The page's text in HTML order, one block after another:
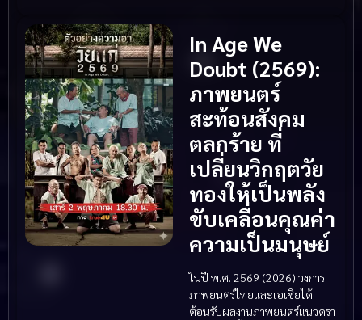
In Age We
Doubt (2569):
ภาพยนตร์
สะท้อนสังคม
ตลกร้าย ที่
เปลี่ยนวิกฤตวัย
ทองให้เป็นพลัง
ขับเคลื่อนคุณค่า
ความเป็นมนุษย์
ในปี พ.ศ. 2569 (2026) วงการ
ภาพยนตร์ไทยและเอเชียได้
ต้อนรับผลงานภาพยนตร์แนวดรา